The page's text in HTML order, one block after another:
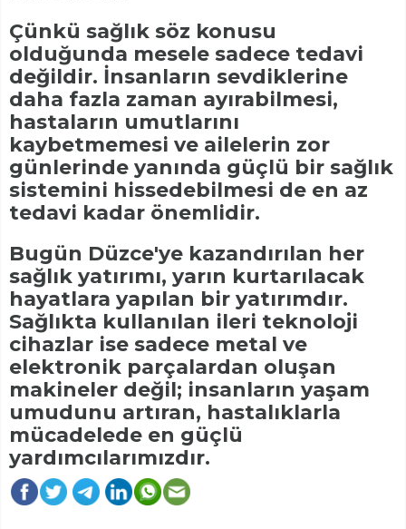
Çünkü sağlık söz konusu
olduğunda mesele sadece tedavi
değildir. İnsanların sevdiklerine
daha fazla zaman ayırabilmesi,
hastaların umutlarını
kaybetmemesi ve ailelerin zor
günlerinde yanında güçlü bir sağlık
sistemini hissedebilmesi de en az
tedavi kadar önemlidir.
Bugün Düzce'ye kazandırılan her
sağlık yatırımı, yarın kurtarılacak
hayatlara yapılan bir yatırımdır.
Sağlıkta kullanılan ileri teknoloji
cihazlar ise sadece metal ve
elektronik parçalardan oluşan
makineler değil; insanların yaşam
umudunu artıran, hastalıklarla
mücadelede en güçlü
yardımcılarımızdır.